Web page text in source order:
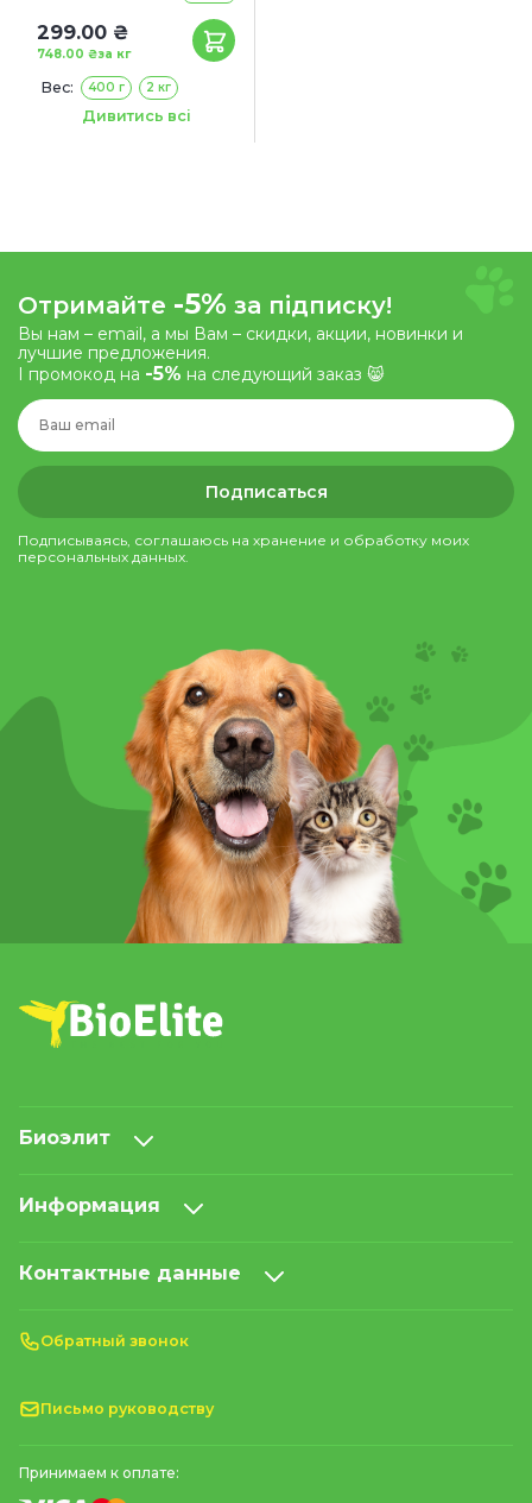
299.00 ₴
за кг
748.00 ₴
Вес: 400 г 2 кг
Сроки годности:
Дивитись всі
Отримайте -5% за підписку!
Вы нам – email, а мы Вам – скидки, акции, новинки и
лучшие предложения.
І промокод на -5% на следующий заказ 😸
Подписаться
Подписываясь, соглашаюсь на хранение и обработку моих
персональных данных.
Биоэлит
Информация
Контактные данные
Обратный звонок
Письмо руководству
Принимаем к оплате: